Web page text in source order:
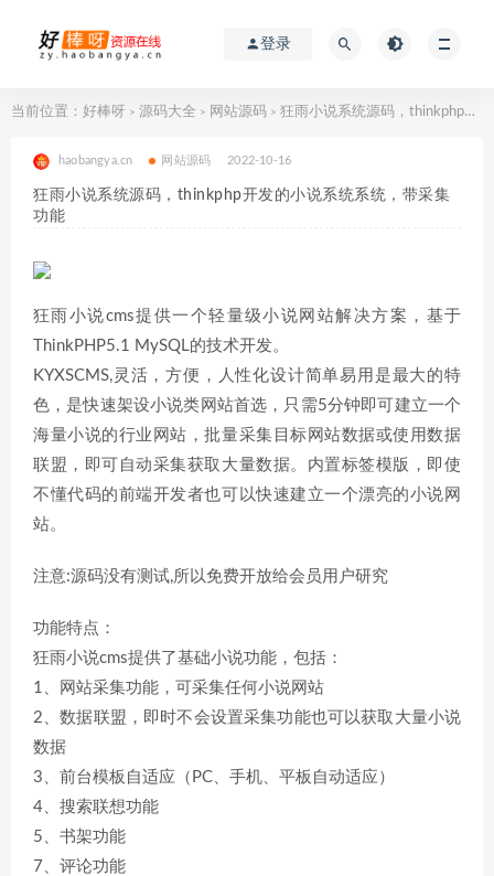
登录
当前位置： 好棒呀 > 源码大全 > 网站源码 > 狂雨小说系统源码，thinkphp开发的小说系统系统，带采集功能
haobangya.cn 网站源码 2022-10-16
狂雨小说系统源码，thinkphp开发的小说系统系统，带采集
功能
狂雨小说cms提供一个轻量级小说网站解决方案，基于
ThinkPHP5.1 MySQL的技术开发。
KYXSCMS,灵活，方便，人性化设计简单易用是最大的特
色，是快速架设小说类网站首选，只需5分钟即可建立一个
海量小说的行业网站，批量采集目标网站数据或使用数据
联盟，即可自动采集获取大量数据。内置标签模版，即使
不懂代码的前端开发者也可以快速建立一个漂亮的小说网
站。
注意:源码没有测试,所以免费开放给会员用户研究
功能特点：
狂雨小说cms提供了基础小说功能，包括：
1、网站采集功能，可采集任何小说网站
2、数据联盟，即时不会设置采集功能也可以获取大量小说
数据
3、前台模板自适应（PC、手机、平板自动适应）
4、搜索联想功能
5、书架功能
7、评论功能